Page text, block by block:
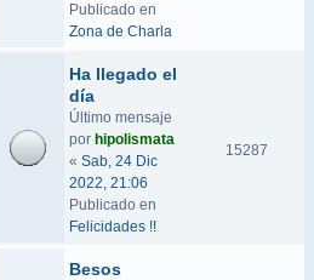
Publicado en
Zona de Charla
Ha llegado el
día
Último mensaje
por hipolismata
« Sab, 24 Dic
2022, 21:06
Publicado en
Felicidades !!
15287
Besos